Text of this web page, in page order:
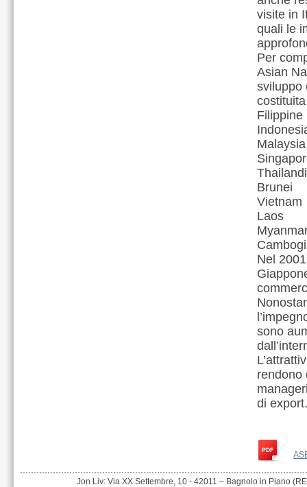
visite in
quali le
Per
Asian
sviluppo
Filippine
Malaysia
Brunei
Vietnam
Laos
Nel
sono
rendono
di export.
Jon Liv: Via XX Settembre, 10 - 42011 – Bagnolo in Piano